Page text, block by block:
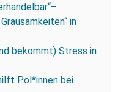
in
bekommt) Stress in
Pol*innen bei